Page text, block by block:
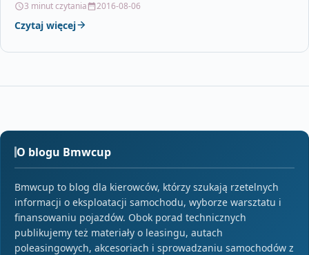
3 minut czytania 2016-08-06
Czytaj więcej
O blogu Bmwcup
Bmwcup to blog dla kierowców, którzy szukają rzetelnych
informacji o eksploatacji samochodu, wyborze warsztatu i
finansowaniu pojazdów. Obok porad technicznych
publikujemy też materiały o leasingu, autach
poleasingowych, akcesoriach i sprowadzaniu samochodów z